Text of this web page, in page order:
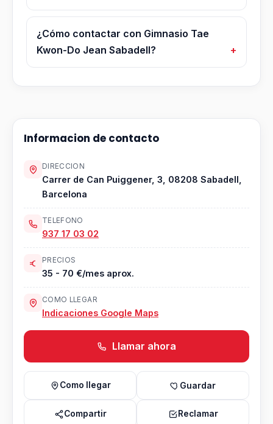
¿Cómo contactar con Gimnasio Tae
Kwon-Do Jean Sabadell?
Informacion de contacto
DIRECCION
Carrer de Can Puiggener, 3, 08208 Sabadell,
Barcelona
TELEFONO
937 17 03 02
PRECIOS
35 - 70 €/mes aprox.
COMO LLEGAR
Indicaciones Google Maps
Llamar ahora
Como llegar Guardar
Compartir Reclamar